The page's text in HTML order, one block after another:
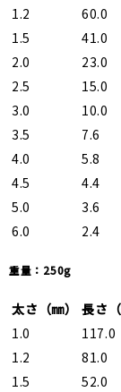
1.2
60.0
1.5
41.0
2.0
23.0
2.5
15.0
3.0
10.0
3.5
7.6
4.0
5.8
4.5
4.4
5.0
3.6
6.0
2.4
重量：250g
太さ（㎜）
長さ（
1.0
117.0
1.2
81.0
1.5
52.0